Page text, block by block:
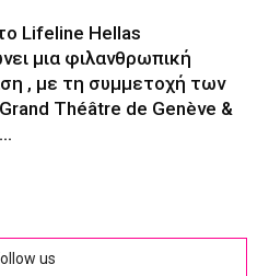
Lifeline Hellas
μια φιλανθρωπική
, με τη συμμετοχή των
Théâtre de Genève &
us